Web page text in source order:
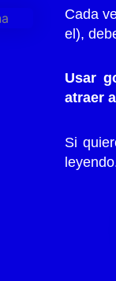
Cada
el),
Usar
atraer
Si